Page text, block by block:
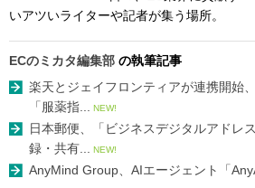
いアツいライターや記者が集う場所。
ECのミカタ編集部 の執筆記事
楽天とジェイフロンティアが連携開始
「服薬指...
NEW!
日本郵便、「ビジネスデジタルアドレ
録・共有...
NEW!
AnyMind Group、AIエージェント「